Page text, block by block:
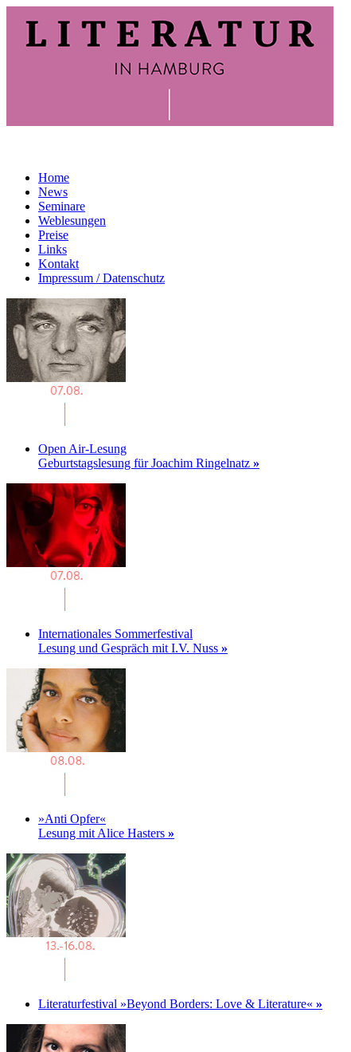
Home
News
Seminare
Weblesungen
Preise
Links
Kontakt
Impressum / Datenschutz
Open Air-Lesung
Geburtstagslesung für Joachim Ringelnatz »
Internationales Sommerfestival
Lesung und Gespräch mit I.V. Nuss »
»Anti Opfer«
Lesung mit Alice Hasters »
Literaturfestival »Beyond Borders: Love & Literature« »